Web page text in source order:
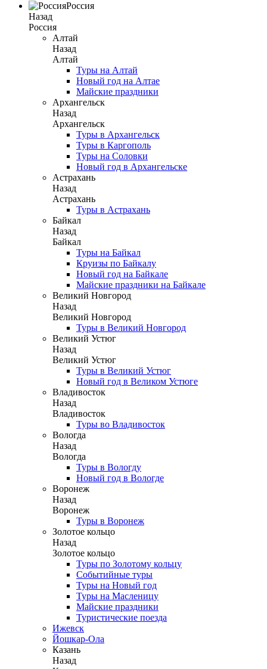
Россия
Назад
Россия
Алтай
Назад
Алтай
Туры на Алтай
Новый год на Алтае
Майские праздники
Архангельск
Назад
Архангельск
Туры в Архангельск
Туры в Каргополь
Туры на Соловки
Новый год в Архангельске
Астрахань
Назад
Астрахань
Туры в Астрахань
Байкал
Назад
Байкал
Туры на Байкал
Круизы по Байкалу
Новый год на Байкале
Майские праздники на Байкале
Великий Новгород
Назад
Великий Новгород
Туры в Великий Новгород
Великий Устюг
Назад
Великий Устюг
Туры в Великий Устюг
Новый год в Великом Устюге
Владивосток
Назад
Владивосток
Туры во Владивосток
Вологда
Назад
Вологда
Туры в Вологду
Новый год в Вологде
Воронеж
Назад
Воронеж
Туры в Воронеж
Золотое кольцо
Назад
Золотое кольцо
Туры по Золотому кольцу
Событийные туры
Туры на Новый год
Туры на Масленицу
Майские праздники
Туристические поезда
Ижевск
Йошкар-Ола
Казань
Назад